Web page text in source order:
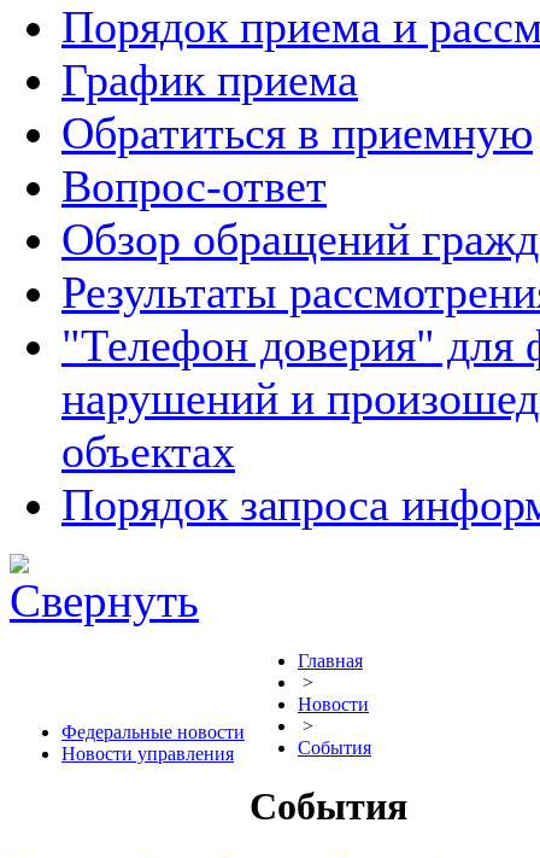
Порядок приема и
График приема
Обратиться в приемную
Вопрос-ответ
Обзор обращений
Результаты
"Телефон доверия" для
нарушений и
объектах
Порядок запроса
Федеральные новости
Новости управления
Главная
>
Новости
>
События
События